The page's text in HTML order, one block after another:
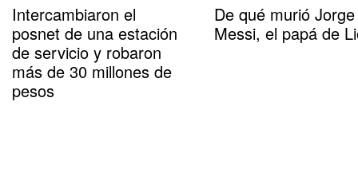
Intercambiaron el
posnet de una estación
de servicio y robaron
más de 30 millones de
pesos
De qué murió Jorge
Messi, el papá de